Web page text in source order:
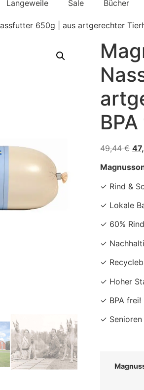
Langeweile Sale Bücher
650g | aus artgerechter
49,44€
✓ Rind &
✓ Lokale
✓ 60%
✓
✓
✓ Hoher
✓ BPA frei!
✓